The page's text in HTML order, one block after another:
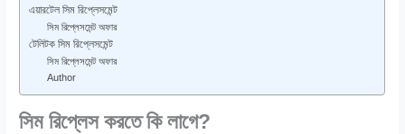
এয়ারটেল সিম রিপ্লেসমেন্ট
সিম রিপ্লেসমেন্ট অফার
টেলিটক সিম রিপ্লেসমেন্ট
সিম রিপ্লেসমেন্ট অফার
Author
সিম রিপ্লেস করতে কি লাগে?